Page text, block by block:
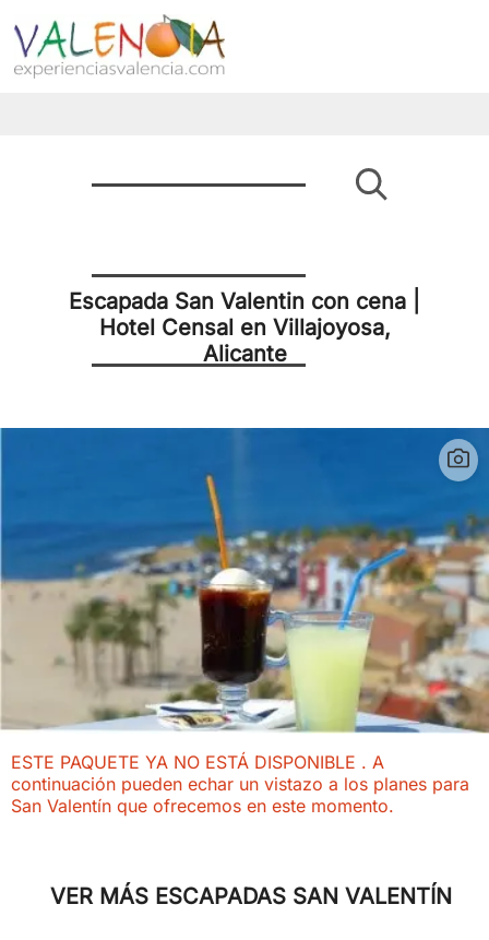
Escapada San Valentin con cena |
Hotel Censal en Villajoyosa,
Alicante
ESTE PAQUETE YA NO ESTÁ DISPONIBLE . A
continuación pueden echar un vistazo a los planes para
San Valentín que ofrecemos en este momento.
VER MÁS ESCAPADAS SAN VALENTÍN